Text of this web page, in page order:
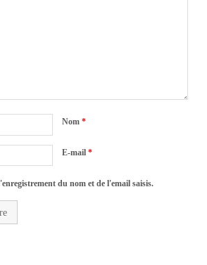
Nom*
E-mail*
du nom et de l'email saisis.